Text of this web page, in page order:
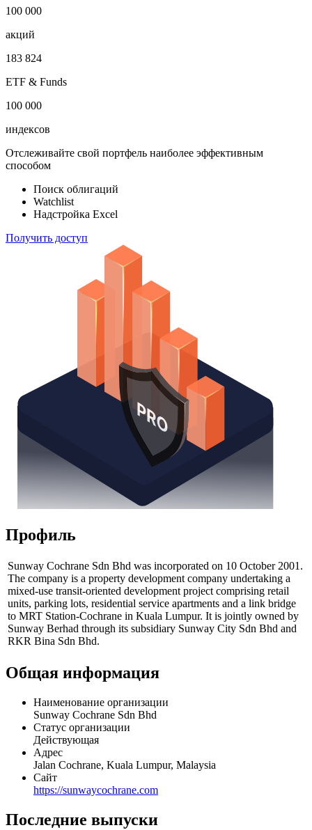
100 000
акций
183 824
ETF & Funds
100 000
индексов
Отслеживайте свой портфель наиболее эффективным
способом
Поиск облигаций
Watchlist
Надстройка Excel
Получить доступ
Профиль
Sunway Cochrane Sdn Bhd was incorporated on 10 October 2001.
The company is a property development company undertaking a
mixed-use transit-oriented development project comprising retail
units, parking lots, residential service apartments and a link bridge
to MRT Station-Cochrane in Kuala Lumpur. It is jointly owned by
Sunway Berhad through its subsidiary Sunway City Sdn Bhd and
RKR Bina Sdn Bhd.
Общая информация
Наименование организации
Sunway Cochrane Sdn Bhd
Статус организации
Действующая
Адрес
Jalan Cochrane, Kuala Lumpur, Malaysia
Сайт
https://sunwaycochrane.com
Последние выпуски